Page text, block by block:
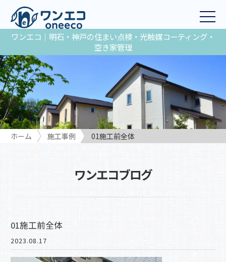
ワンエコ｜明石・神戸の住まい点検・光触媒コーティング・
空き家管理
ホーム 施工事例 01施工前全体
ワンエコブログ
01施工前全体
2023.08.17